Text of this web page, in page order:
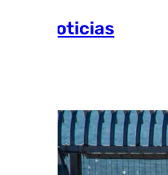
Más noticias